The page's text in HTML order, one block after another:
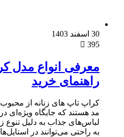
30 اسفند 1403
395
راهنمای خرید
کراپ تاپ های زنانه از
مد هستند که جایگاه ویژه‌ای
لباس‌های جذاب به دلیل تنوع
به راحتی می‌توانند در